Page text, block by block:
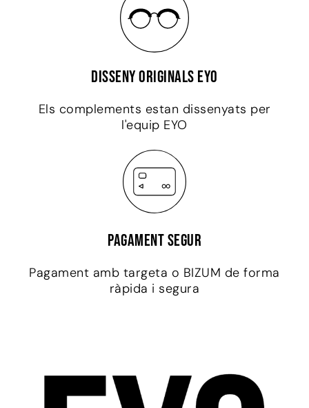
Disseny originals EYO
Els complements estan dissenyats per
l'equip EYO
Pagament segur
Pagament amb targeta o BIZUM de forma
ràpida i segura